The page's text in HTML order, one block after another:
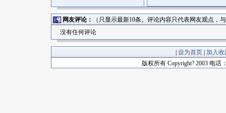
网友评论：
（只显示最新10条。评论内容只代表网友观点，
没有任何评论
设为首页|
加入收
版权所有 Copyright? 2003 电话